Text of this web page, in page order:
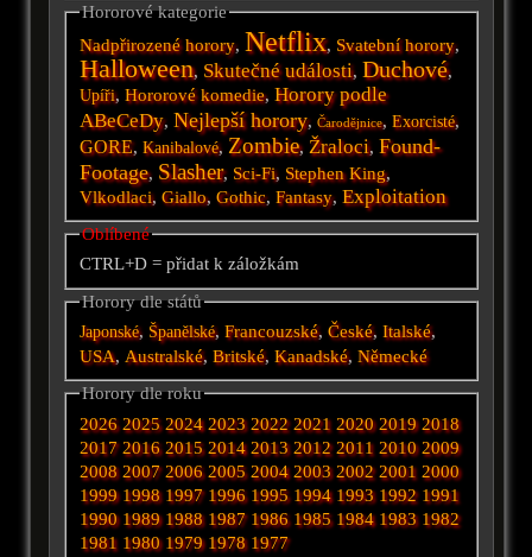
Hororové kategorie
Nadpřirozené horory, Netflix, Svatební horory,
Halloween, Skutečné události, Duchové,
Upíři,Hororové komedie,Horory podle
ABeCeDy, Nejlepší horory,Čarodějnice,Exorcisté,
GORE,Kanibalové, Zombie, Žraloci, Found-
Footage, Slasher, Sci-Fi, Stephen King,
Vlkodlaci,Giallo,Gothic,Fantasy,Exploitation
Oblíbené
CTRL+D = přidat k záložkám
Horory dle států
Japonské, Španělské,Francouzské,České,Italské,
USA, Australské,Britské,Kanadské,Německé
Horory dle roku
2026 2025 2024 2023 2022 2021 2020 2019 2018
2017 2016 2015 2014 2013 2012 2011 2010 2009
2008 2007 2006 2005 2004 2003 2002 2001 2000
1999 1998 1997 1996 1995 1994 1993 1992 1991
1990 1989 1988 1987 1986 1985 1984 1983 1982
1981 1980 1979 1978 1977